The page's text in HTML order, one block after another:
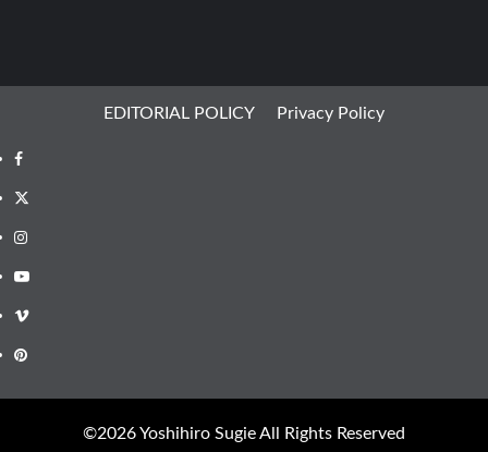
EDITORIAL POLICY Privacy Policy
Facebook
X
Instagram
Youtube
Vimeo
Pinterest
©︎2026 Yoshihiro Sugie All Rights Reserved